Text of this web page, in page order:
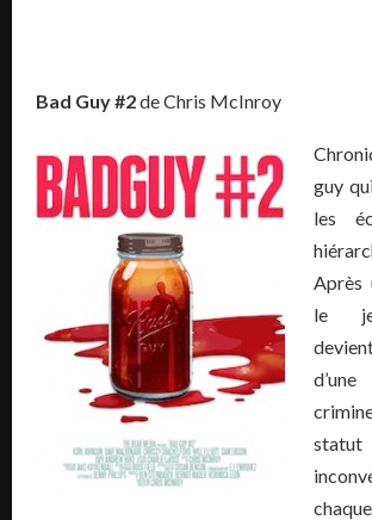
Bad Guy #2de Chris McInroy
guy
les
Après
le
statut